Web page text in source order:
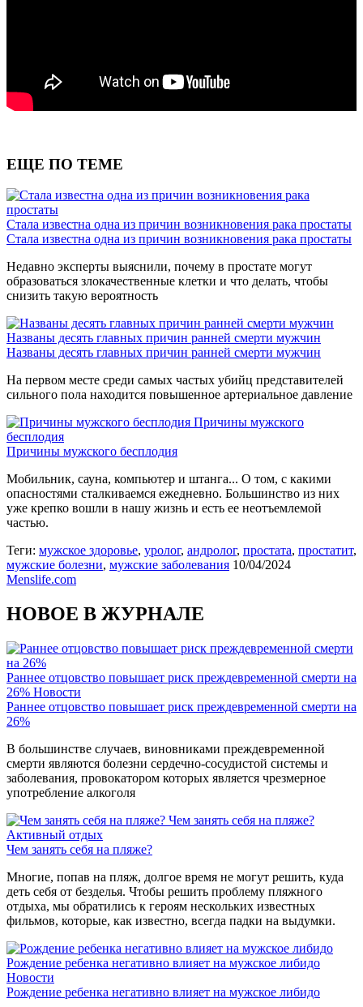
ЕЩЕ ПО ТЕМЕ
Стала известна одна из причин возникновения рака простаты
Стала известна одна из причин возникновения рака простаты
Недавно эксперты выяснили, почему в простате могут
образоваться злокачественные клетки и что делать, чтобы
снизить такую вероятность
Названы десять главных причин ранней смерти мужчин
Названы десять главных причин ранней смерти мужчин
На первом месте среди самых частых убийц представителей
сильного пола находится повышенное артериальное давление
Причины мужского
бесплодия
Причины мужского бесплодия
Мобильник, сауна, компьютер и штанга... О том, с какими
опасностями сталкиваемся ежедневно. Большинство из них
уже крепко вошли в нашу жизнь и есть ее неотъемлемой
частью.
Теги: мужское здоровье, уролог, андролог, простата, простатит,
мужские болезни, мужские заболевания 10/04/2024
Menslife.com
НОВОЕ В ЖУРНАЛЕ
Раннее отцовство повышает риск преждевременной смерти на
26% Новости
Раннее отцовство повышает риск преждевременной смерти на
26%
В большинстве случаев, виновниками преждевременной
смерти являются болезни сердечно-сосудистой системы и
заболевания, провокатором которых является чрезмерное
употребление алкоголя
Чем занять себя на пляже?
Активный отдых
Чем занять себя на пляже?
Многие, попав на пляж, долгое время не могут решить, куда
деть себя от безделья. Чтобы решить проблему пляжного
отдыха, мы обратились к героям нескольких известных
фильмов, которые, как известно, всегда падки на выдумки.
Рождение ребенка негативно влияет на мужское либидо
Новости
Рождение ребенка негативно влияет на мужское либидо